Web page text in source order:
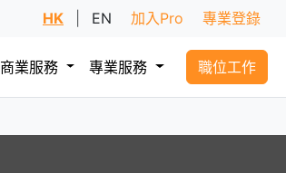
HK EN 加入Pro 專業登錄
商業服務 專業服務 職位工作